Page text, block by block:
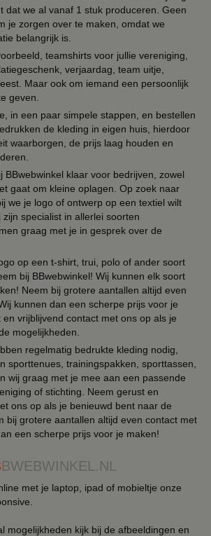
dat we al vanaf 1 stuk produceren. Geen
je zorgen over te maken, omdat we
belangrijk is.
teamshirts voor jullie vereniging,
verjaardag, team uitje,
Maar ook om iemand een persoonlijk
geven.
in een paar simpele stappen, en bestellen
de kleding in eigen huis, hierdoor
waarborgen, de prijs laag houden en
BBwebwinkel klaar voor bedrijven, zowel
gaat om kleine oplagen. Op zoek naar
we je logo of ontwerp op een textiel wilt
specialist in allerlei soorten
graag met je in gesprek over de
op een t-shirt, trui, polo of ander soort
bij BBwebwinkel! Wij kunnen elk soort
Neem bij grotere aantallen altijd even
kunnen dan een scherpe prijs voor je
vrijblijvend contact met ons op als je
mogelijkheden.
regelmatig bedrukte kleding nodig,
sporttenues, trainingspakken, sporttassen,
wij graag met je mee aan een passende
of stichting. Neem gerust en
ons op als je benieuwd bent naar de
bij grotere aantallen altijd even contact met
een scherpe prijs voor je maken!
BWEBWINKEL.NL
met je laptop, ipad of mobieltje onze
mogelijkheden kijk bij de afbeeldingen en